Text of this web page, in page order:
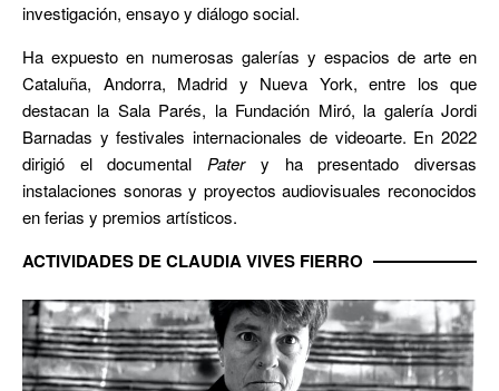
investigación, ensayo y diálogo social.
Ha expuesto en numerosas galerías y espacios de arte en
Cataluña, Andorra, Madrid y Nueva York, entre los que
destacan la Sala Parés, la Fundación Miró, la galería Jordi
Barnadas y festivales internacionales de videoarte. En 2022
dirigió el documental Patery ha presentado diversas
instalaciones sonoras y proyectos audiovisuales reconocidos
en ferias y premios artísticos.
ACTIVIDADES DE CLAUDIA VIVES FIERRO